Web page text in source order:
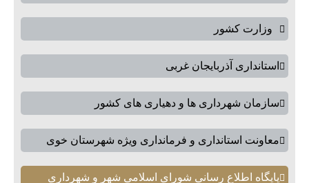
وزارت کشور
استانداری آذربایجان غربی
سازمان شهرداری ها و دهیاری های کشور
معاونت استانداری و فرمانداری ویژه شهرستان خوی
پایگاه اطلاع رسانی شورای اسلامی شهر و شهرداری